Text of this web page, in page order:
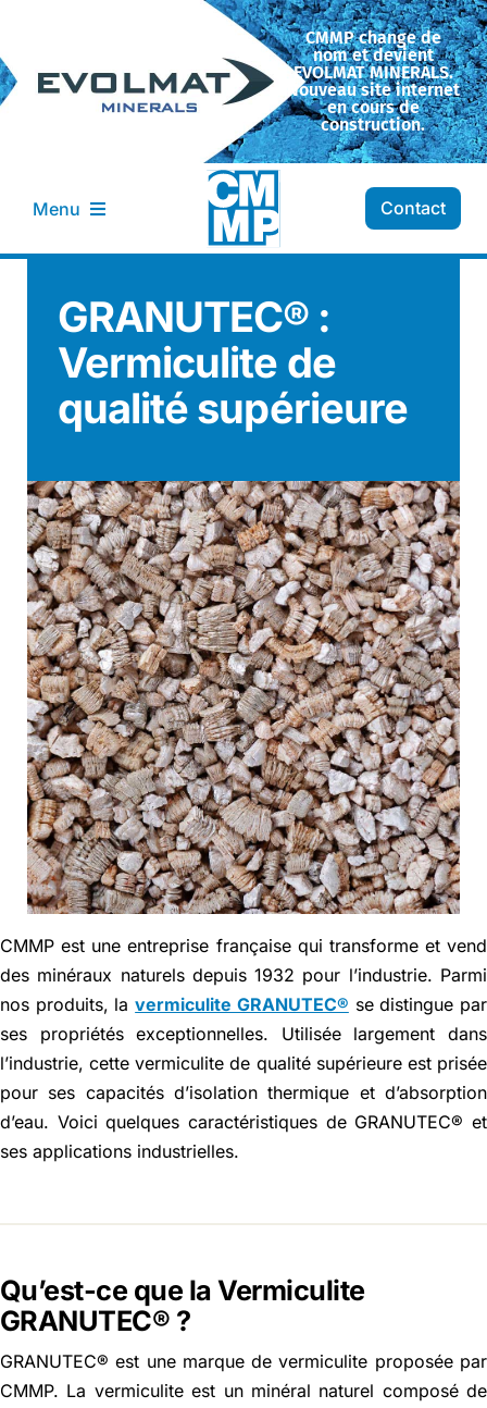
contenu
CMMP change de
nom et devient
EVOLMAT MINERALS.
Nouveau site internet
en cours de
construction.
Menu
Transformation
Nos minéraux
Actualités
Contact
English
Contact
GRANUTEC® :
Vermiculite de
qualité supérieure
CMMP est une entreprise française qui transforme et vend
des minéraux naturels depuis 1932 pour l’industrie. Parmi
nos produits, lavermiculite GRANUTEC® se distingue par
ses propriétés exceptionnelles. Utilisée largement dans
l’industrie, cette vermiculite de qualité supérieure est prisée
pour ses capacités d’isolation thermique et d’absorption
d’eau. Voici quelques caractéristiques de GRANUTEC® et
ses applications industrielles.
Qu’est-ce que la Vermiculite
GRANUTEC® ?
GRANUTEC® est une marque de vermiculite proposée par
CMMP. La vermiculite est un minéral naturel composé de